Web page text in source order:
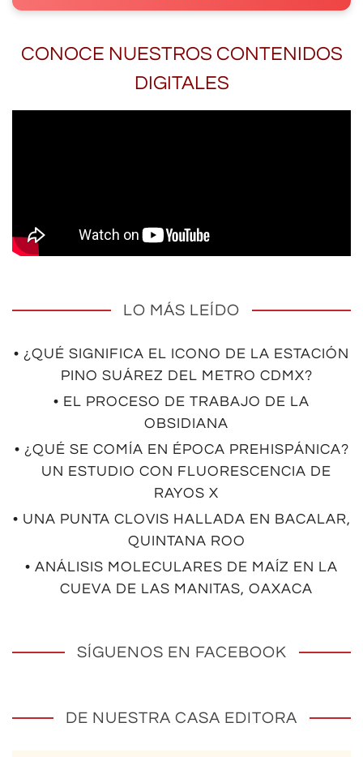
CONOCE NUESTROS CONTENIDOS
DIGITALES
LO MÁS LEÍDO
• ¿QUÉ SIGNIFICA EL ICONO DE LA ESTACIÓN
PINO SUÁREZ DEL METRO CDMX?
• EL PROCESO DE TRABAJO DE LA
OBSIDIANA
• ¿QUÉ SE COMÍA EN ÉPOCA PREHISPÁNICA?
UN ESTUDIO CON FLUORESCENCIA DE
RAYOS X
• UNA PUNTA CLOVIS HALLADA EN BACALAR,
QUINTANA ROO
• ANÁLISIS MOLECULARES DE MAÍZ EN LA
CUEVA DE LAS MANITAS, OAXACA
SÍGUENOS EN FACEBOOK
DE NUESTRA CASA EDITORA